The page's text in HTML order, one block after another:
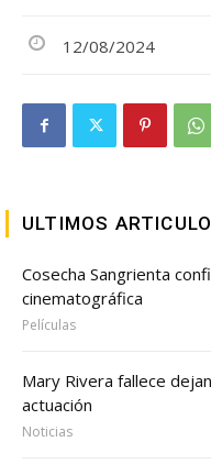
12/08/2024
ULTIMOS
Cosecha Sangrienta
cinematográfica
Películas
Mary Rivera fallece
actuación
Noticias